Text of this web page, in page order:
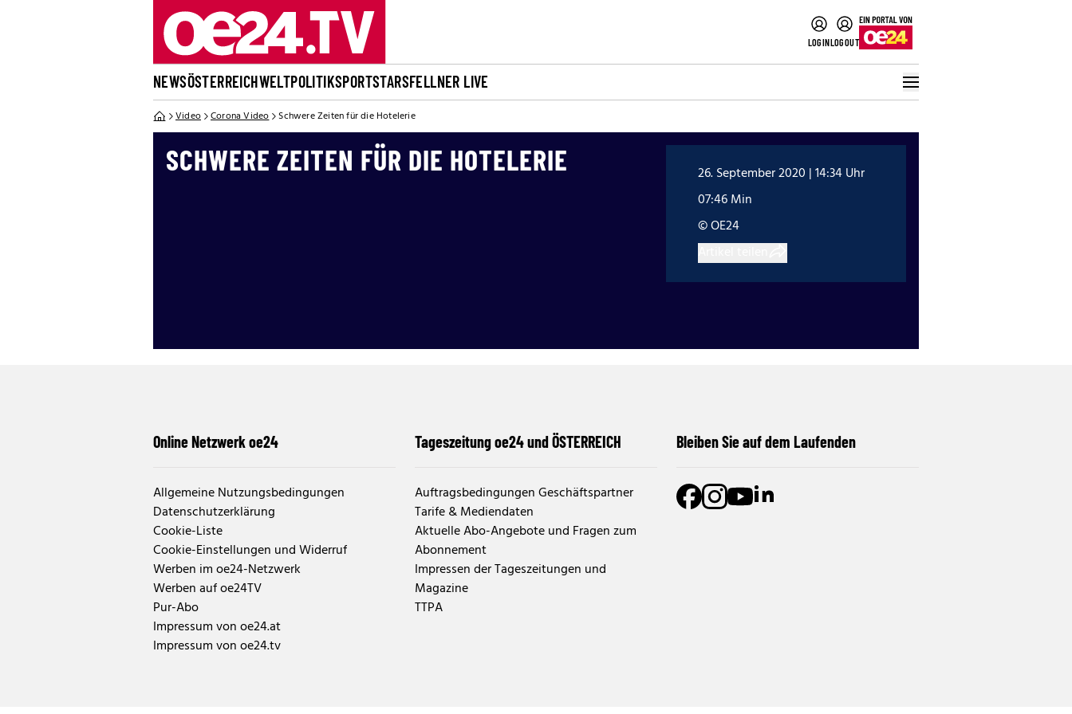
LOGINLOGOUT
NEWSÖSTERREICHWELTPOLITIKSPORTSTARSFELLNER LIVE
Video Corona Video Schwere Zeiten für die Hotelerie
SCHWERE ZEITEN FÜR DIE HOTELERIE
26. September 2020 | 14:34 Uhr
07:46 Min
© OE24
Online Netzwerk oe24
Allgemeine Nutzungsbedingungen
Datenschutzerklärung
Cookie-Liste
Cookie-Einstellungen und Widerruf
Werben im oe24-Netzwerk
Werben auf oe24TV
Pur-Abo
Impressum von oe24.at
Impressum von oe24.tv
Tageszeitung oe24 und ÖSTERREICH
Auftragsbedingungen Geschäftspartner
Tarife & Mediendaten
Aktuelle Abo-Angebote und Fragen zum
Abonnement
Impressen der Tageszeitungen und
Magazine
TTPA
Bleiben Sie auf dem Laufenden